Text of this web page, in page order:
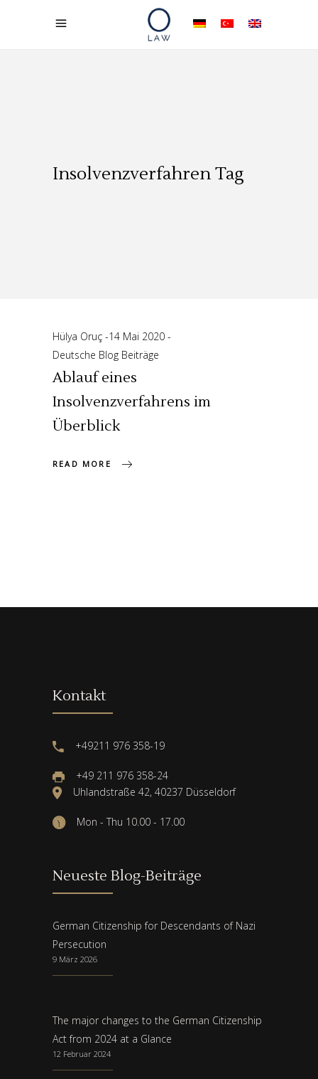
Insolvenzverfahren Tag
Hülya Oruç 14 Mai 2020
Deutsche Blog Beiträge
Ablauf eines
Insolvenzverfahrens im
Überblick
READ MORE
Kontakt
+49211 976 358-19
+49 211 976 358-24
Uhlandstraße 42, 40237 Düsseldorf
Mon - Thu 10.00 - 17.00
Neueste Blog-Beiträge
German Citizenship for Descendants of Nazi
Persecution
9 März 2026
The major changes to the German Citizenship
Act from 2024 at a Glance
12 Februar 2024